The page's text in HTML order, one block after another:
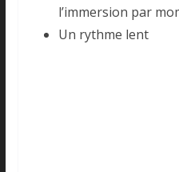
l’immersion par
Un rythme lent